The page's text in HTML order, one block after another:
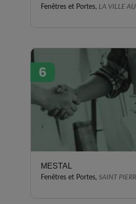
Fenêtres et Portes, LA VILLE
6
MESTAL
Fenêtres et Portes, SAINT